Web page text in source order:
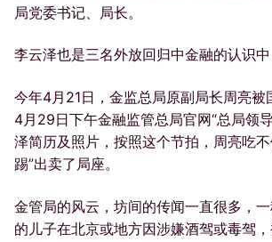
局党委书记、局长。
李云泽也是三名外放回归中金融的认识中
今年4月21日，金监总局原副局长周亮被
4月29日下午金融监管总局官网“总局领
泽简历及照片，按照这个节拍，周亮吃
踢”出卖了局座。
金管局的风云，坊间的传闻一直很多，
的儿子在北京或地方因涉嫌酒驾或毒驾，